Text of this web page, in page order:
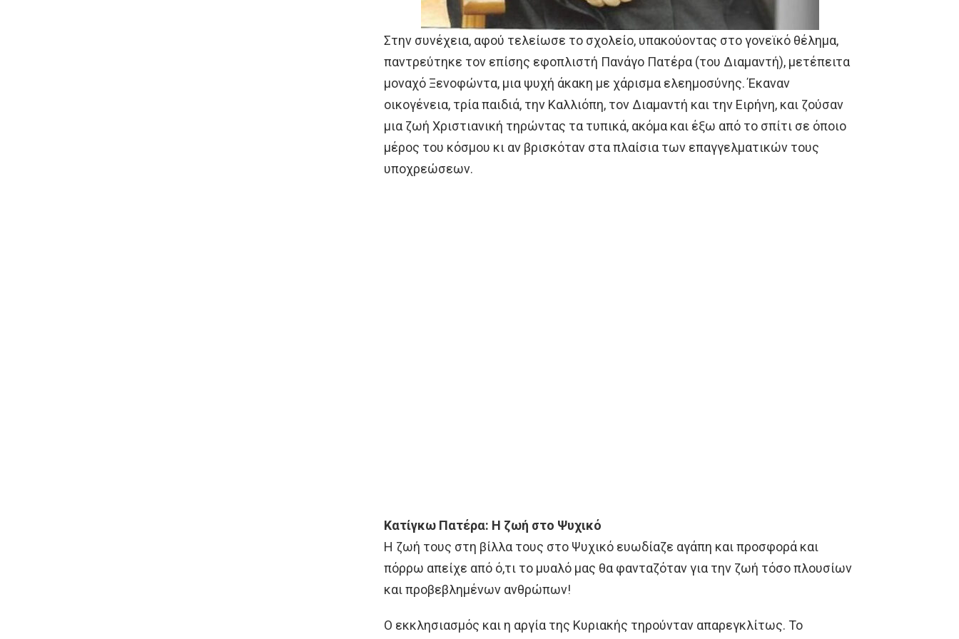
Στην συνέχεια, αφού τελείωσε το σχολείο, υπακούοντας στο γονεϊκό θέλημα,
παντρεύτηκε τον επίσης εφοπλιστή Πανάγο Πατέρα (του Διαμαντή), μετέπειτα
μοναχό Ξενοφώντα, μια ψυχή άκακη με χάρισμα ελεημοσύνης. Έκαναν
οικογένεια, τρία παιδιά, την Καλλιόπη, τον Διαμαντή και την Ειρήνη, και ζούσαν
μια ζωή Χριστιανική τηρώντας τα τυπικά, ακόμα και έξω από το σπίτι σε όποιο
μέρος του κόσμου κι αν βρισκόταν στα πλαίσια των επαγγελματικών τους
υποχρεώσεων.
Κατίγκω Πατέρα: Η ζωή στο Ψυχικό
Η ζωή τους στη βίλλα τους στο Ψυχικό ευωδίαζε αγάπη και προσφορά και
πόρρω απείχε από ό,τι το μυαλό μας θα φανταζόταν για την ζωή τόσο πλουσίων
και προβεβλημένων ανθρώπων!
Ο εκκλησιασμός και η αργία της Κυριακής τηρούνταν απαρεγκλίτως. Το